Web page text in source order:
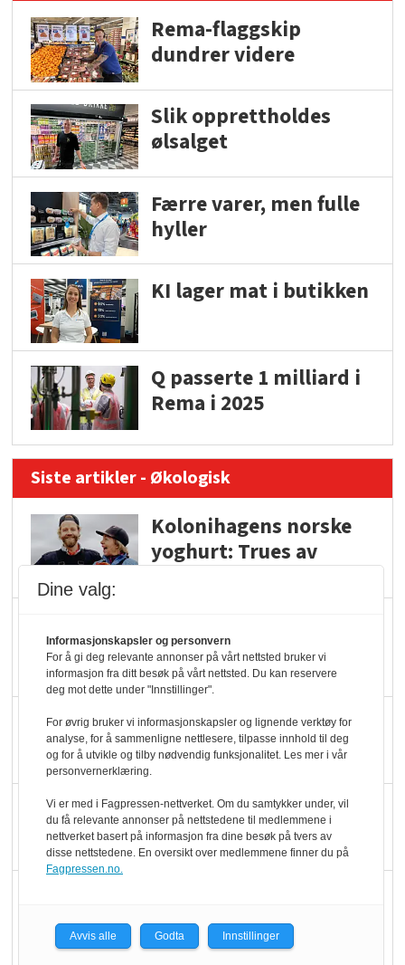
Rema-flaggskip
dundrer videre
Slik opprettholdes
ølsalget
Færre varer, men fulle
hyller
KI lager mat i butikken
Q passerte 1 milliard i
Rema i 2025
Siste artikler - Økologisk
Kolonihagens norske
yoghurt: Trues av
Økologisk Norge sin
hederspris
Blir enklere å velge
økologisk i butikkhylla
Kolonihagen sliter
med å få tak i nok melk
er klare! Er markedet
det?
Dine valg:
Informasjonskapsler og personvern
For å gi deg relevante annonser på vårt nettsted bruker vi
informasjon fra ditt besøk på vårt nettsted. Du kan reservere
deg mot dette under "Innstillinger".
For øvrig bruker vi informasjonskapsler og lignende verktøy for
analyse, for å sammenligne nettlesere, tilpasse innhold til deg
og for å utvikle og tilby nødvendig funksjonalitet. Les mer i vår
personvernerklæring.
Vi er med i Fagpressen-nettverket. Om du samtykker under, vil
du få relevante annonser på nettstedene til medlemmene i
nettverket basert på informasjon fra dine besøk på tvers av
disse nettstedene. En oversikt over medlemmene finner du på
Fagpressen.no.
Avvis alle Godta Innstillinger